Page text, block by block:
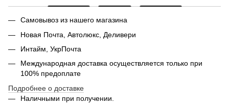
Самовывоз из нашего магазина
Новая Почта, Автолюкс, Деливери
Интайм, УкрПочта
Международная доставка осуществляется только при
100% предоплате
Подробнее о доставке
Наличными при получении.